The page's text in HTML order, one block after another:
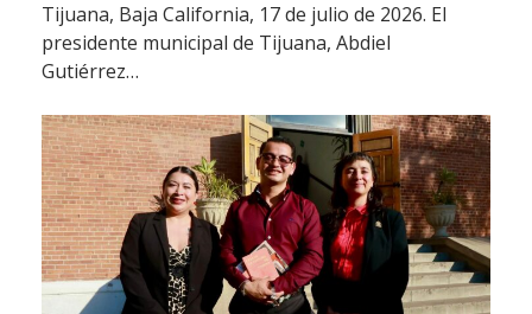
Tijuana, Baja California, 17 de julio de 2026. El
presidente municipal de Tijuana, Abdiel
Gutiérrez…